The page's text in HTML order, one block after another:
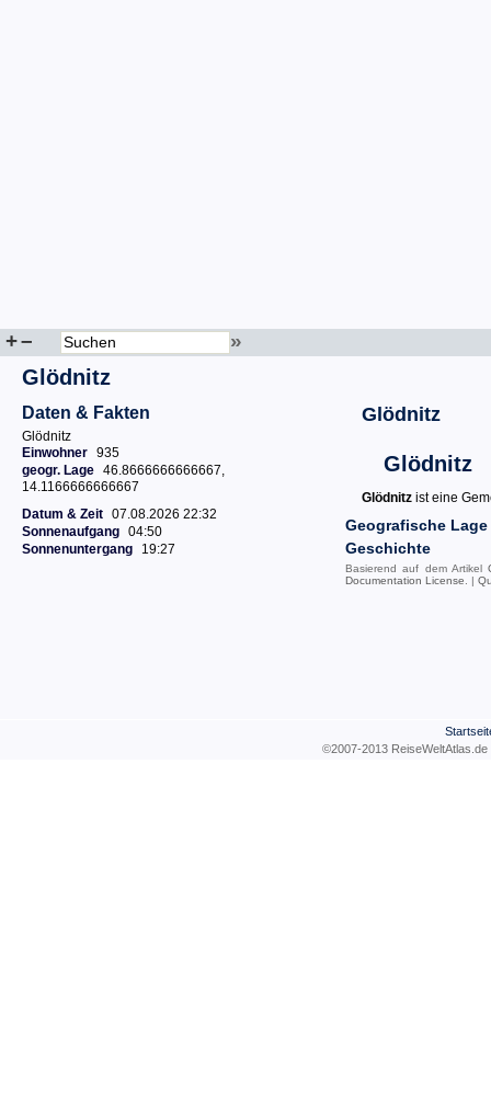
+– »
Glödnitz
Daten & Fakten
Glödnitz
Einwohner 935
geogr. Lage 46.8666666666667,
14.1166666666667
Datum & Zeit 07.08.2026 22:32
Sonnenaufgang 04:50
Sonnenuntergang
19:27
Glödnitz
Glödnitz
Glödnitz ist eine
Geografische Lage
Geschichte
Basierend auf dem Artikel
Documentation License . |
©2007-2013